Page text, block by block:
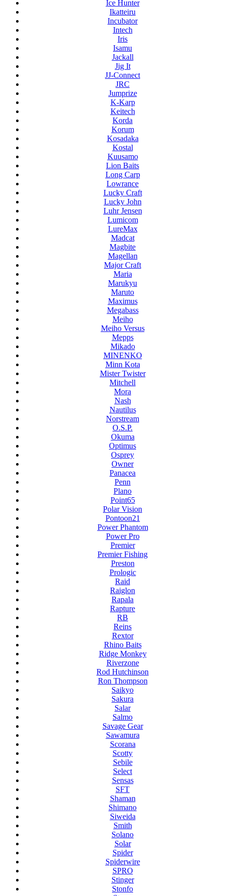
Ice Hunter
Ikatteiru
Incubator
Intech
Iris
Isamu
Jackall
Jig It
JJ-Connect
JRC
Jumprize
K-Karp
Keitech
Korda
Korum
Kosadaka
Kostal
Kuusamo
Lion Baits
Long Carp
Lowrance
Lucky Craft
Lucky John
Luhr Jensen
Lumicom
LureMax
Madcat
Magbite
Magellan
Major Craft
Maria
Marukyu
Maruto
Maximus
Megabass
Meiho
Meiho Versus
Mepps
Mikado
MINENKO
Minn Kota
Mister Twister
Mitchell
Mora
Nash
Nautilus
Norstream
O.S.P.
Okuma
Optimus
Osprey
Owner
Panacea
Penn
Plano
Point65
Polar Vision
Pontoon21
Power Phantom
Power Pro
Premier
Premier Fishing
Preston
Prologic
Raid
Raiglon
Rapala
Rapture
RB
Reins
Rextor
Rhino Baits
Ridge Monkey
Riverzone
Rod Hutchinson
Ron Thompson
Saikyo
Sakura
Salar
Salmo
Savage Gear
Sawamura
Scorana
Scotty
Sebile
Select
Sensas
SFT
Shaman
Shimano
Siweida
Smith
Solano
Solar
Spider
Spiderwire
SPRO
Stinger
Stonfo